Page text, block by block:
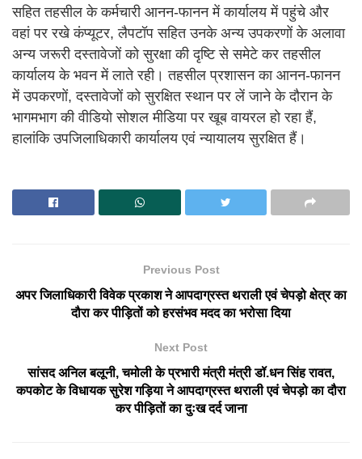
सहित तहसील के कर्मचारी आनन-फानन में कार्यालय में पहुंचे और
वहां पर रखे कंप्यूटर, लैपटॉप सहित उनके अन्य उपकरणों के अलावा
अन्य जरूरी दस्तावेजों को सुरक्षा की दृष्टि से समेटे कर तहसील
कार्यालय के भवन में लाते रही। तहसील प्रशासन का आनन-फानन
में उपकरणों, दस्तावेजों को सुरक्षित स्थान पर लें जाने के दौरान के
भागमभाग की वीडियो सोशल मीडिया पर खूब वायरल हो रहा हैं,
हालांकि उपजिलाधिकारी कार्यालय एवं न्यायालय सुरक्षित हैं।
Previous Post
अपर जिलाधिकारी विवेक प्रकाश ने आपदाग्रस्त थराली एवं चेपड़ो क्षेत्र का
दौरा कर पीड़ितों को हरसंभव मदद का भरोसा दिया
Next Post
सांसद अनिल बलूनी, चमोली के प्रभारी मंत्री मंत्री डॉ.धन सिंह रावत,
कपकोट के विधायक सुरेश गड़िया ने आपदाग्रस्त थराली एवं चेपड़ो का दौरा
कर पीड़ितों का दुःख दर्द जाना